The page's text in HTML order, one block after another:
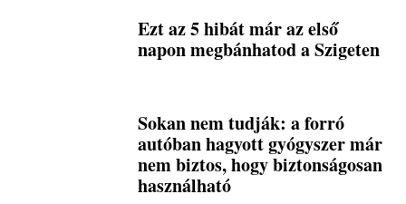
Ezt az 5 hibát már az első
napon megbánhatod a Szigeten
Sokan nem tudják: a forró
autóban hagyott gyógyszer már
nem biztos, hogy biztonságosan
használható